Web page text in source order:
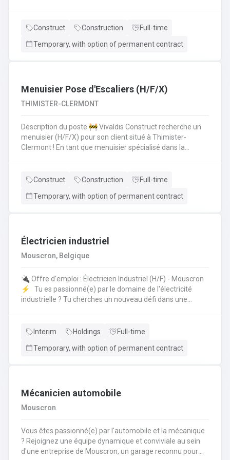
vous épanouir dans une mission pour du long terme?
Construct Construction
Full-time
Temporary, with option of permanent contract
Menuisier Pose d'Escaliers (H/F/X)
THIMISTER-CLERMONT
Description du poste 🚧 Vivaldis Construct recherche un
menuisier (H/F/X) pour son client situé à Thimister-
Clermont ! En tant que menuisier spécialisé dans la
escaliers dans divers types de bâtimentsAssurer un
équipe de trois ouvriers 💪 Avantages de la CP124 ✍️ Un
Construct Construction
Full-time
Temporary, with option of permanent contract
Électricien industriel
Mouscron, Belgique
🔌 Offre d'emploi : Électricien Industriel (H/F) - Mouscron
⚡️ Tu es passionné(e) par le domaine de l'électricité
industrielle ? Tu cherches un nouveau défi dans une
Type de contrat : Intérim avec possibilité de CDI Tes
équipements électriques industriels ⚙️ Mise en service
Interim Holdings
Full-time
Temporary, with option of permanent contract
Mécanicien automobile
Mouscron
Vous êtes passionné(e) par l'automobile et la mécanique
? Rejoignez une équipe dynamique et conviviale au sein
d'une entreprise de Mouscron, un garage reconnu pour